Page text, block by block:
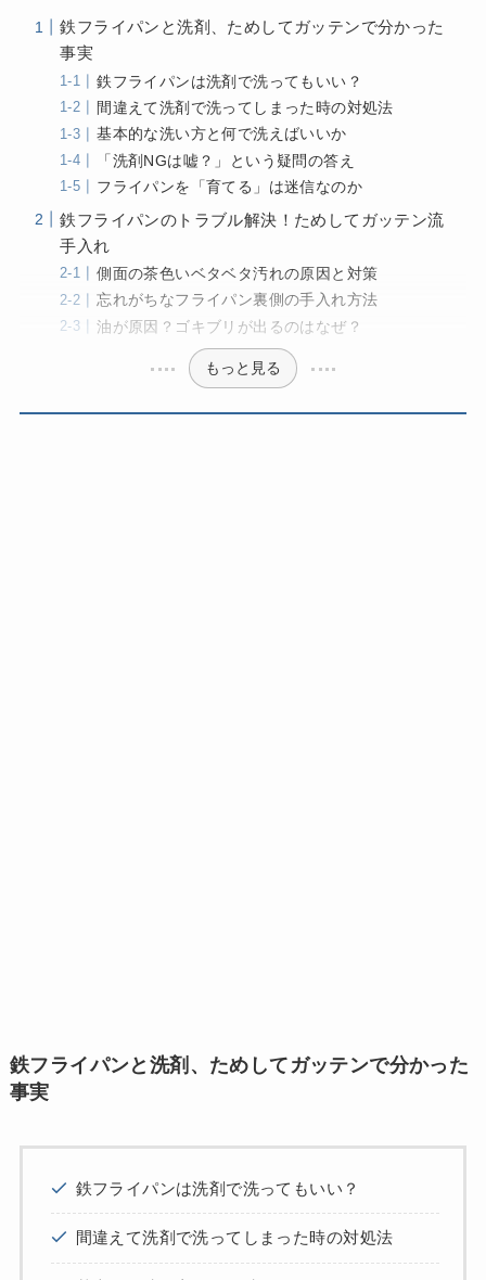
鉄フライパンと洗剤、ためしてガッテンで分かった
事実
鉄フライパンは洗剤で洗ってもいい？
間違えて洗剤で洗ってしまった時の対処法
基本的な洗い方と何で洗えばいいか
「洗剤NGは嘘？」という疑問の答え
フライパンを「育てる」は迷信なのか
鉄フライパンのトラブル解決！ためしてガッテン流
手入れ
側面の茶色いベタベタ汚れの原因と対策
忘れがちなフライパン裏側の手入れ方法
油が原因？ゴキブリが出るのはなぜ？
もっと見る
鉄フライパンと洗剤、ためしてガッテンで分かった
事実
鉄フライパンは洗剤で洗ってもいい？
間違えて洗剤で洗ってしまった時の対処法